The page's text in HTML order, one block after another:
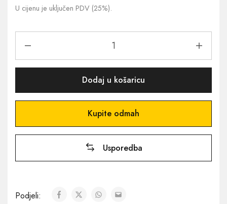
U cijenu je uključen PDV (25%).
Dodaj u košaricu
Kupite odmah
Usporedba
Podjeli: